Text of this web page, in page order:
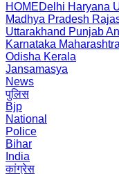
HOMEDelhi Haryana
Madhya Pradesh
Uttarakhand Punjab
Karnataka Maharashtra
Odisha Kerala
Jansamasya
News
पुलिस
Bjp
National
Police
Bihar
India
कांग्रेस